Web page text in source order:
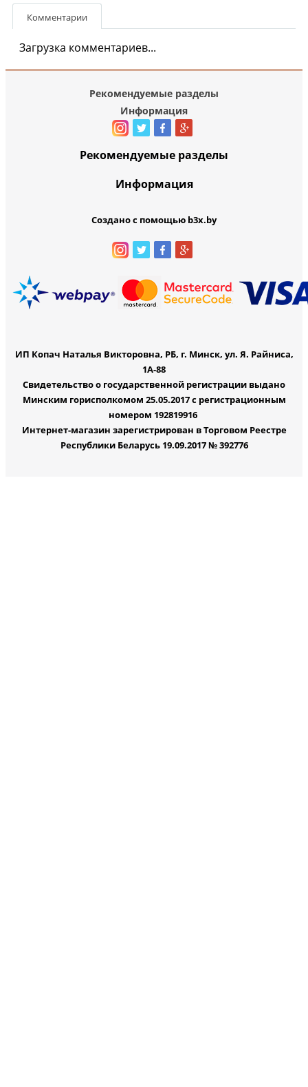
Комментарии
Загрузка комментариев...
Рекомендуемые разделы
Информация
Рекомендуемые разделы
Информация
Создано с помощью b3x.by
ИП Копач Наталья Викторовна, РБ, г. Минск, ул. Я. Райниса,
1А-88
Свидетельство о государственной регистрации выдано
Минским горисполкомом 25.05.2017 с регистрационным
номером 192819916
Интернет-магазин зарегистрирован в Торговом Реестре
Республики Беларусь 19.09.2017 № 392776